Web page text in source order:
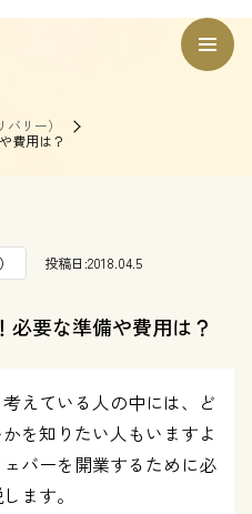
リー）
費用は？
投稿日:2018.04.5
必要な準備や費用は？
えている人の中には、ど
を知りたい人もいますよ
バーを開業するために必
ます。